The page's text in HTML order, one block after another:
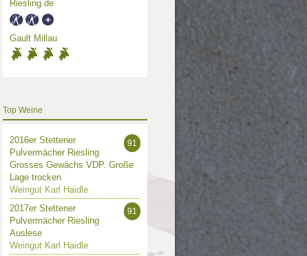
Riesling.de
Gault Millau
Top Weine
91
2016er Stettener
Pulvermächer Riesling
Grosses Gewächs VDP. Große
Lage trocken
Weingut Karl Haidle
91
2017er Stettener
Pulvermächer Riesling
Auslese
Weingut Karl Haidle